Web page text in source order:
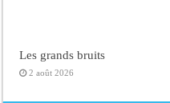
Les grands bruits
2 août 2026